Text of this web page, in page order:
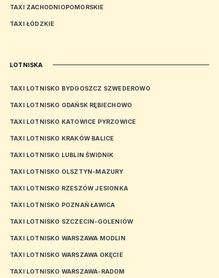
TAXI ZACHODNIOPOMORSKIE
TAXI ŁÓDZKIE
LOTNISKA
TAXI LOTNISKO BYDGOSZCZ SZWEDEROWO
TAXI LOTNISKO GDAŃSK RĘBIECHOWO
TAXI LOTNISKO KATOWICE PYRZOWICE
TAXI LOTNISKO KRAKÓW BALICE
TAXI LOTNISKO LUBLIN ŚWIDNIK
TAXI LOTNISKO OLSZTYN-MAZURY
TAXI LOTNISKO RZESZÓW JESIONKA
TAXI LOTNISKO POZNAŃ ŁAWICA
TAXI LOTNISKO SZCZECIN-GOLENIÓW
TAXI LOTNISKO WARSZAWA MODLIN
TAXI LOTNISKO WARSZAWA OKĘCIE
TAXI LOTNISKO WARSZAWA-RADOM